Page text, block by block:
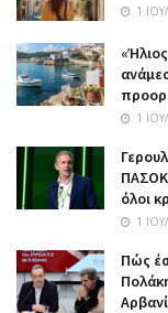
1
1
όλοι
1
Πώς